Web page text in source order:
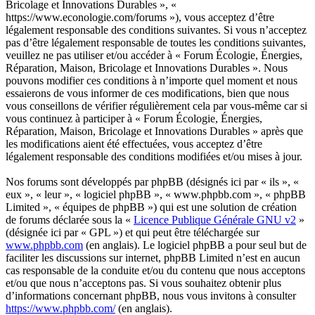
Bricolage et Innovations Durables », «
https://www.econologie.com/forums »), vous acceptez d’être
légalement responsable des conditions suivantes. Si vous n’acceptez
pas d’être légalement responsable de toutes les conditions suivantes,
veuillez ne pas utiliser et/ou accéder à « Forum Écologie, Énergies,
Réparation, Maison, Bricolage et Innovations Durables ». Nous
pouvons modifier ces conditions à n’importe quel moment et nous
essaierons de vous informer de ces modifications, bien que nous
vous conseillons de vérifier régulièrement cela par vous-même car si
vous continuez à participer à « Forum Écologie, Énergies,
Réparation, Maison, Bricolage et Innovations Durables » après que
les modifications aient été effectuées, vous acceptez d’être
légalement responsable des conditions modifiées et/ou mises à jour.
Nos forums sont développés par phpBB (désignés ici par « ils », «
eux », « leur », « logiciel phpBB », « www.phpbb.com », « phpBB
Limited », « équipes de phpBB ») qui est une solution de création
de forums déclarée sous la « Licence Publique Générale GNU v2 »
(désignée ici par « GPL ») et qui peut être téléchargée sur
www.phpbb.com (en anglais). Le logiciel phpBB a pour seul but de
faciliter les discussions sur internet, phpBB Limited n’est en aucun
cas responsable de la conduite et/ou du contenu que nous acceptons
et/ou que nous n’acceptons pas. Si vous souhaitez obtenir plus
d’informations concernant phpBB, nous vous invitons à consulter
https://www.phpbb.com/(en anglais).